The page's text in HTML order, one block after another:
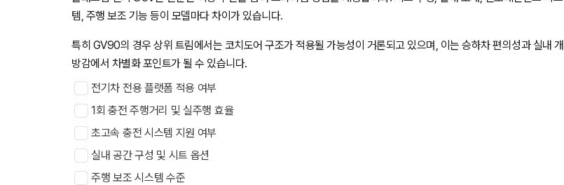
템, 주행 보조 기능 등이 모델마다 차이가 있습니다.
특히 GV90의 경우 상위 트림에서는 코치도어 구조가 적용될 가능성이 거론되고 있으며, 이는 승하차 편의성과 실내 개
방감에서 차별화 포인트가 될 수 있습니다.
전기차 전용 플랫폼 적용 여부
1회 충전 주행거리 및 실주행 효율
초고속 충전 시스템 지원 여부
실내 공간 구성 및 시트 옵션
주행 보조 시스템 수준